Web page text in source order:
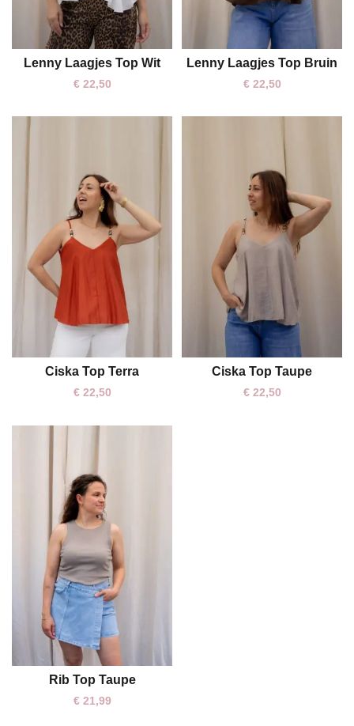
One size
Lenny Laagjes Top Wit
€22,50
One size
Lenny Laagjes Top Bruin
€22,50
One size
Ciska Top Terra
€22,50
One size
Ciska Top Taupe
€22,50
One size
Rib Top Taupe
€21,99